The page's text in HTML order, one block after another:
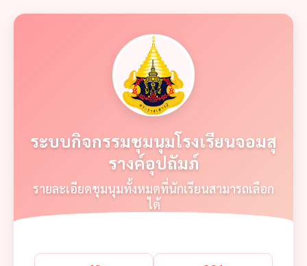
ระบบกิจกรรมชุมนุมโรงเรียนจอมสุ
รางค์อุปถัมภ์
รายละเอียดชุมนุมทั้งหมดที่นักเรียนสามารถเลือก
ได้